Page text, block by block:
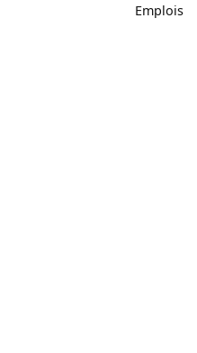
Emplois